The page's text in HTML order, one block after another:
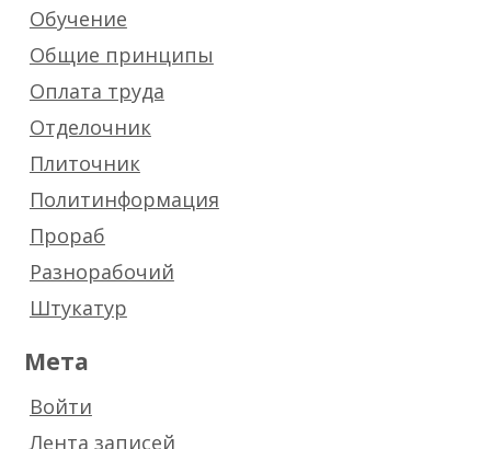
Обучение
Общие принципы
Оплата труда
Отделочник
Плиточник
Политинформация
Прораб
Разнорабочий
Штукатур
Мета
Войти
Лента записей